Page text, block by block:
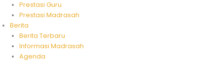
Prestasi Guru
Prestasi Madrasah
Berita
Berita Terbaru
Informasi Madrasah
Agenda